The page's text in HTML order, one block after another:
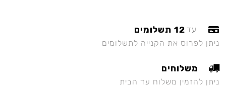
עד 12 תשלומים
ניתן לפרוס את הקנייה לתשלומים
משלוחים
ניתן להזמין משלוח עד הבית